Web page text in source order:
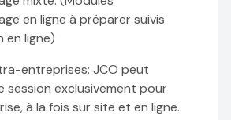
en ligne à préparer suivis
en ligne)
entreprises: JCO peut
session exclusivement pour
à la fois sur site et en ligne.